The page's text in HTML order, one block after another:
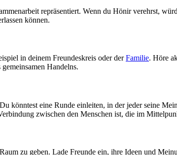
repräsentiert. ⁢Wenn ​du Hönir verehrst,
können.
in deinem Freundeskreis oder derFamilie. Höre
Handelns.
könntest eine Runde einleiten, in‍ der ⁣jeder‌ seine
zwischen den Menschen ist, die‌ im
zu⁣ geben. Lade⁢ Freunde ein, ihre Ideen und